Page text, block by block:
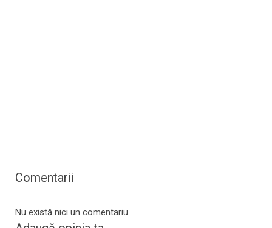
Comentarii
Nu există nici un comentariu.